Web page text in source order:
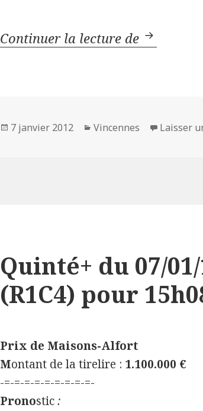
Continuer la lecture de Réunion
Publié
7 janvier 2012 Catégories
Vincennes Laisser
Quinté+ du 07/
(R1C4) pour
Prix de Maisons-Alfort
Montant de la tirelire : 1.100.000 €
-=-=-=-=-=-=-=-=-=-
Pronostic: